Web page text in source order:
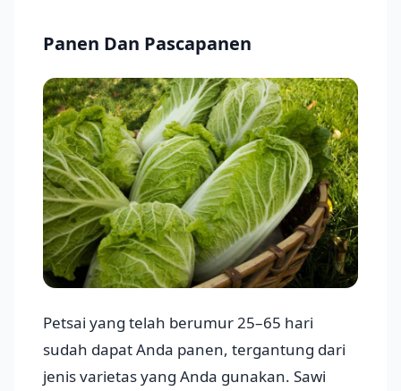
Panen Dan Pascapanen
Petsai yang telah berumur 25–65 hari
sudah dapat Anda panen, tergantung dari
jenis varietas yang Anda gunakan. Sawi